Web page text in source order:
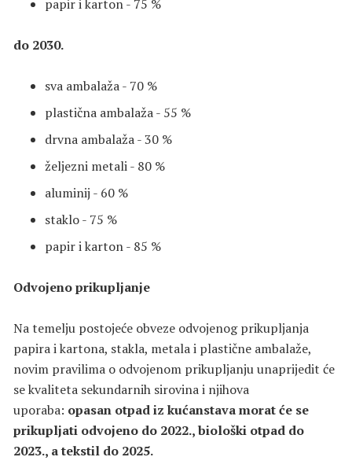
papir i karton - 75 %
do 2030.
sva ambalaža - 70 %
plastična ambalaža - 55 %
drvna ambalaža - 30 %
željezni metali - 80 %
aluminij - 60 %
staklo - 75 %
papir i karton - 85 %
Odvojeno prikupljanje
Na temelju postojeće obveze odvojenog prikupljanja
papira i kartona, stakla, metala i plastične ambalaže,
novim pravilima o odvojenom prikupljanju unaprijedit će
se kvaliteta sekundarnih sirovina i njihova
uporaba: opasan otpad iz kućanstava morat će se
prikupljati odvojeno do 2022., biološki otpad do
2023., a tekstil do 2025.